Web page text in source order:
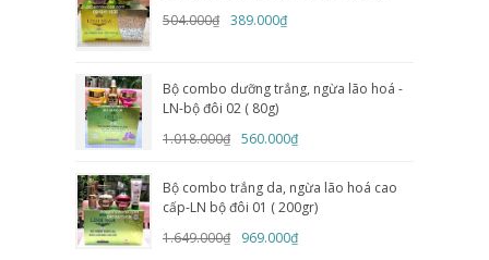
504.000₫ 389.000₫
Bộ combo dưỡng trắng, ngừa lão hoá -
LN-bộ đôi 02 ( 80g)
1.018.000₫ 560.000₫
Bộ combo trắng da, ngừa lão hoá cao
cấp-LN bộ đôi 01 ( 200gr)
1.649.000₫
969.000₫